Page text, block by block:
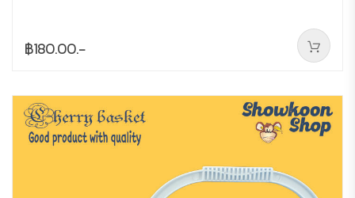
฿180.00.-